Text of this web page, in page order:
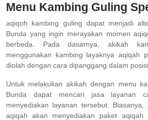
Menu Kambing Guling
aqiqoh kambing guling dapat menjadi
Bunda yang ingin merayakan momen
berbeda. Pada dasarnya, akikah
menggunakan kambing layaknya aqiqah
diolah dengan cara dipanggang dalam
Untuk melakukan akikah dengan menu
Bunda dapat mencari jasa layanan
menyediakan layanan tersebut.
aqiqah akan menyediakan paket aqiqah